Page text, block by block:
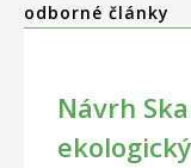
odborné články
Návrh